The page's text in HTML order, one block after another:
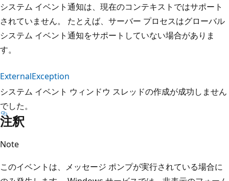
システム イベント通知は、現在のコンテキストではサポート
されていません。 たとえば、サーバー プロセスはグローバル
システム イベント通知をサポートしていない場合がありま
す。
ExternalException
システム イベント ウィンドウ スレッドの作成が成功しません
でした。
注釈
Note
このイベントは、メッセージ ポンプが実行されている場合に